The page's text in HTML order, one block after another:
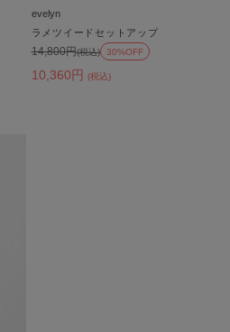
evelyn
ラメツイードセットアップ
10,360円 (税込)
14,800円(税込) 30%OFF